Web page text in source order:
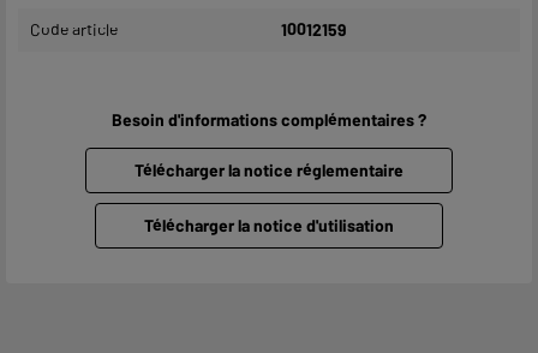
Code article 10012159
Besoin d'informations complémentaires ?
Télécharger la notice réglementaire
Télécharger la notice d'utilisation